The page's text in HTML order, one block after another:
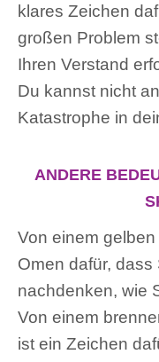
klares Zeichen
großen Problem
Ihren Verstand
Du kannst nicht
Katastrophe in
ANDERE
Von einem
Omen dafür,
nachdenken, wie
Von einem
ist ein Zeichen